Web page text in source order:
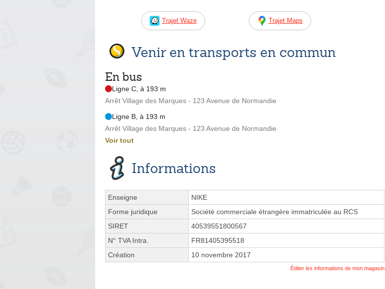
Trajet Waze Trajet Maps
Venir en transports en commun
En bus
Ligne C, à 193 m
Arrêt Village des Marques - 123 Avenue de Normandie
Ligne B, à 193 m
Arrêt Village des Marques - 123 Avenue de Normandie
Voir tout
Informations
Enseigne
NIKE
Forme juridique
Société commerciale étrangère immatriculée au RCS
SIRET
40539551800567
N° TVA Intra.
FR81405395518
Création
10 novembre 2017
Éditer les informations de mon magasin